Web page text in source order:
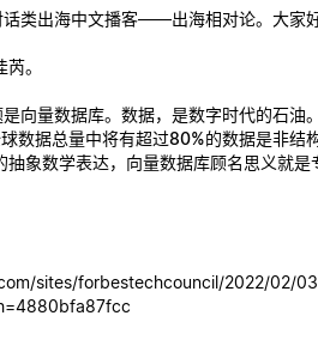
话类出海中文播客——出海相对论。大家
。
是向量数据库。数据，是数字时代的石油
数据总量中将有超过80%的数据是非结
抽象数学表达，向量数据库顾名思义就是
sites/forbestechcouncil/2022/02/